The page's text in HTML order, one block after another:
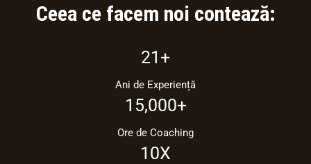
Ceea ce facem noi contează:
21+
Ani de Experiență
15,000+
Ore de Coaching
10X